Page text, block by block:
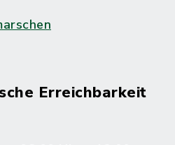
Erreichbarkeit